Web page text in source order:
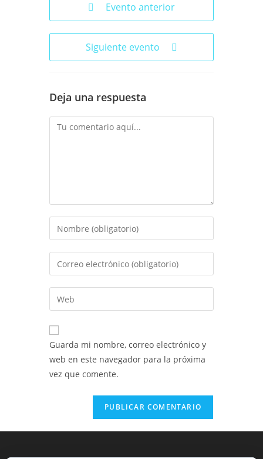
Evento anterior
Siguiente evento
Deja una respuesta
Comentario
Introduce
tu
nombre
de
usuario
para
comentar
Introduce
tu
dirección
de
electrónico
para
comentar
Introduce
la
URL
de
(opcional)
Guarda mi nombre, correo electrónico y
web en este navegador para la próxima
vez que comente.